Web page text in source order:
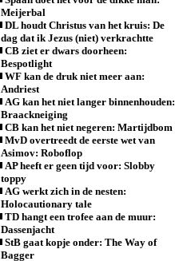
Meijerbal
DL houdt Christus van het kruis: De
dag dat ik Jezus (niet) verkrachtte
CB ziet er dwars doorheen:
Bespotlight
WF kan de druk niet meer aan:
Andriest
AG kan het niet langer binnenhouden:
Braackneiging
CB kan het niet negeren: Martijdbom
MvD overtreedt de eerste wet van
Asimov: Roboflop
AP heeft er geen tijd voor: Slobby
toppy
AG werkt zich in de nesten:
Holocautionary tale
TD hangt een trofee aan de muur:
Dassenjacht
StB gaat kopje onder: The Way of
Bagger